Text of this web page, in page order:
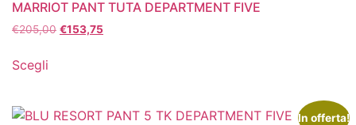
MARRIOT PANT TUTA DEPARTMENT FIVE
€205,00 €153,75
Scegli
In offerta!